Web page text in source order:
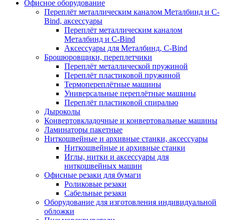
Офисное оборудование
Переплёт металлическим каналом Металбинд и C-
Bind, аксессуары
Переплёт металлическим каналом
Металбинд и C-Bind
Аксессуары для Металбинд, C-Bind
Брошюровщики, переплетчики
Переплёт металлической пружиной
Переплёт пластиковой пружиной
Термопереплётные машины
Универсальные переплётные машины
Переплёт пластиковой спиралью
Дыроколы
Конвертовкладочные и конвертовальные машины
Ламинаторы пакетные
Ниткошвейные и архивные станки, аксессуары
Ниткошвейные и архивные станки
Иглы, нитки и аксессуары для
ниткошвейных машин
Офисные резаки для бумаги
Роликовые резаки
Сабельные резаки
Оборудование для изготовления индивидуальной
обложки